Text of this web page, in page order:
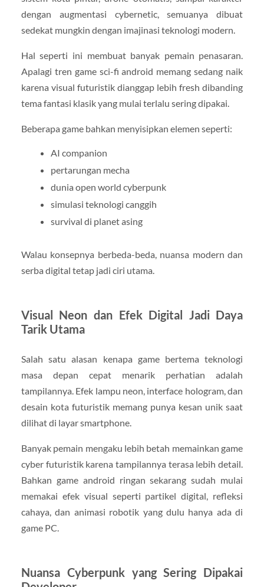
dengan augmentasi cybernetic, semuanya dibuat
sedekat mungkin dengan imajinasi teknologi modern.
Hal seperti ini membuat banyak pemain penasaran.
Apalagi tren game sci-fi android memang sedang naik
karena visual futuristik dianggap lebih fresh dibanding
tema fantasi klasik yang mulai terlalu sering dipakai.
Beberapa game bahkan menyisipkan elemen seperti:
AI companion
pertarungan mecha
dunia open world cyberpunk
simulasi teknologi canggih
survival di planet asing
Walau konsepnya berbeda-beda, nuansa modern dan
serba digital tetap jadi ciri utama.
Visual Neon dan Efek Digital Jadi Daya
Tarik Utama
Salah satu alasan kenapa game bertema teknologi
masa depan cepat menarik perhatian adalah
tampilannya. Efek lampu neon, interface hologram, dan
desain kota futuristik memang punya kesan unik saat
dilihat di layar smartphone.
Banyak pemain mengaku lebih betah memainkan game
cyber futuristik karena tampilannya terasa lebih detail.
Bahkan game android ringan sekarang sudah mulai
memakai efek visual seperti partikel digital, refleksi
cahaya, dan animasi robotik yang dulu hanya ada di
game PC.
Nuansa Cyberpunk yang Sering Dipakai